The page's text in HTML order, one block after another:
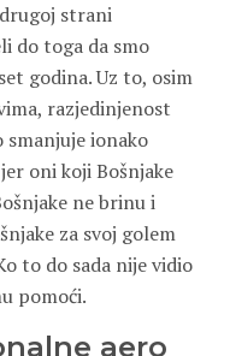
strani
do toga da smo
godina. Uz to, osim
razjedinjenost
smanjuje ionako
oni koji Bošnjake
ne brinu i
za svoj golem
to do sada nije vidio
pomoći.
aero